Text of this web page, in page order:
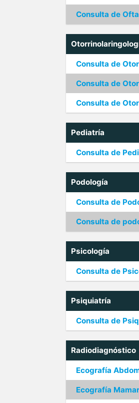
Consulta de
Consulta de
Consulta de
Consulta de
Pediatría
Consulta de
Podología
Consulta de
Consulta de
Psicología
Consulta de
Psiquiatría
Consulta de
Radiodiagnóstico
Ecografía
Ecografía